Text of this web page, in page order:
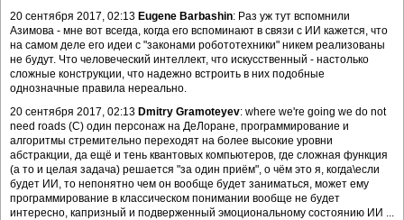
20 сентября 2017, 02:13 Eugene Barbashin: Раз уж тут вспомнили
Азимова - мне вот всегда, когда его вспоминают в связи с ИИ кажется, что
на самом деле его идеи с "законами робототехники" никем реализованы
не будут. Что человеческий интеллект, что искусственный - настолько
сложные конструкции, что надежно встроить в них подобные
однозначные правила нереально.
20 сентября 2017, 02:13 Dmitry Gramoteyev: where we're going we do not
need roads (C) один персонаж на ДеЛоране, программирование и
алгоритмы стремительно переходят на более высокие уровни
абстракции, да ещё и тень квантовых компьютеров, где сложная функция
(а то и целая задача) решается "за один приём", о чём это я, когда\если
будет ИИ, то непонятно чем он вообще будет заниматься, может ему
программирование в классическом понимании вообще не будет
интересно, капризный и подверженный эмоциональному состоянию ИИ ...